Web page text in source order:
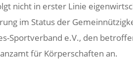
nicht in erster Linie
im Status der
Sportverband e.V., den
für Körperschaften an.